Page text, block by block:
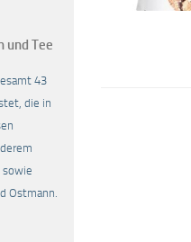
und Tee
43
die in
sowie
Ostmann.